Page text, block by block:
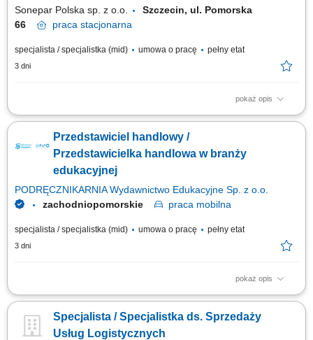
Sonepar Polska sp. z o.o.
Szczecin, ul. Pomorska
66
praca stacjonarna
specjalista / specjalistka (mid) umowa o pracę pełny etat
3 dni
pokaż opis
Zadania: Przygotowywanie ofert handlowych dla klientów; Prowadzenie
Przedstawiciel handlowy /
Przedstawicielka handlowa w branży
edukacyjnej
PODRĘCZNIKARNIA Wydawnictwo Edukacyjne Sp. z o.o.
zachodniopomorskie
praca mobilna
specjalista / specjalistka (mid) umowa o pracę pełny etat
3 dni
pokaż opis
Opis stanowiska: Aktywne pozyskiwanie klientów instytucjonalnych i
Prowadzenie prezentacji rozwiązań edukacyjnych, asortymentu
rozwojowego oraz nowoczesnych elektroniki i wyposażenia dla
Specjalista / Specjalistka ds. Sprzedaży
Usług Logistycznych